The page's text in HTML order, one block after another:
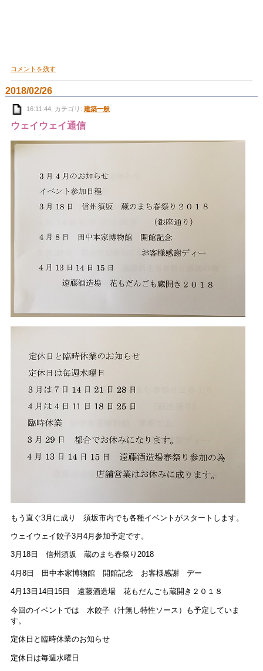
コメントを残す
2018/02/26
16:11:44, カテゴリ: 建築一般
ウェイウェイ通信
もう直ぐ3月に成り 須坂市内でも各種イベントがスタートします。
ウェイウェイ餃子3月4月参加予定です。
3月18日 信州須坂 蔵のまち春祭り2018
4月8日 田中本家博物館 開館記念 お客様感謝 デー
4月13日14日15日 遠藤酒造場 花もだんごも蔵開き２０１８
今回のイベントでは 水餃子（汁無し特性ソース）も予定していま
す。
定休日と臨時休業のお知らせ
定休日は毎週水曜日